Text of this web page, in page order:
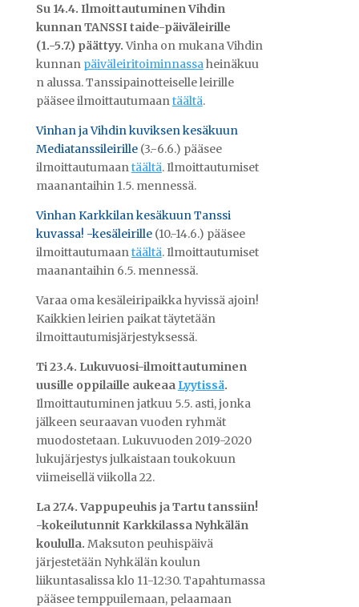
Su 14.4. Ilmoittautuminen Vihdin
kunnan TANSSI taide-päiväleirille
(1.-5.7.) päättyy.Vinha on mukana Vihdin
kunnan päiväleiritoiminnassaheinäkuu
n alussa. Tanssipainotteiselle leirille
pääsee ilmoittautumaantäältä.
Vinhan ja Vihdin kuviksen kesäkuun
Mediatanssileirille(3.-6.6.) pääsee
ilmoittautumaantäältä. Ilmoittautumiset
maanantaihin 1.5. mennessä.
Vinhan Karkkilan kesäkuun Tanssi
kuvassa! -kesäleirille(10.-14.6.) pääsee
ilmoittautumaantäältä. Ilmoittautumiset
maanantaihin 6.5. mennessä.
Varaa oma kesäleiripaikka hyvissä ajoin!
Kaikkien leirien paikat täytetään
ilmoittautumisjärjestyksessä.
Ti 23.4. Lukuvuosi-ilmoittautuminen
uusille oppilaille aukeaa Lyytissä.
Ilmoittautuminen jatkuu 5.5. asti, jonka
jälkeen seuraavan vuoden ryhmät
muodostetaan. Lukuvuoden 2019-2020
lukujärjestys julkaistaan toukokuun
viimeisellä viikolla 22.
La 27.4. Vappupeuhis ja Tartu tanssiin!
-kokeilutunnit Karkkilassa Nyhkälän
koululla. Maksuton peuhispäivä
järjestetään Nyhkälän koulun
liikuntasalissa klo 11-12:30. Tapahtumassa
pääsee temppuilemaan, pelaamaan